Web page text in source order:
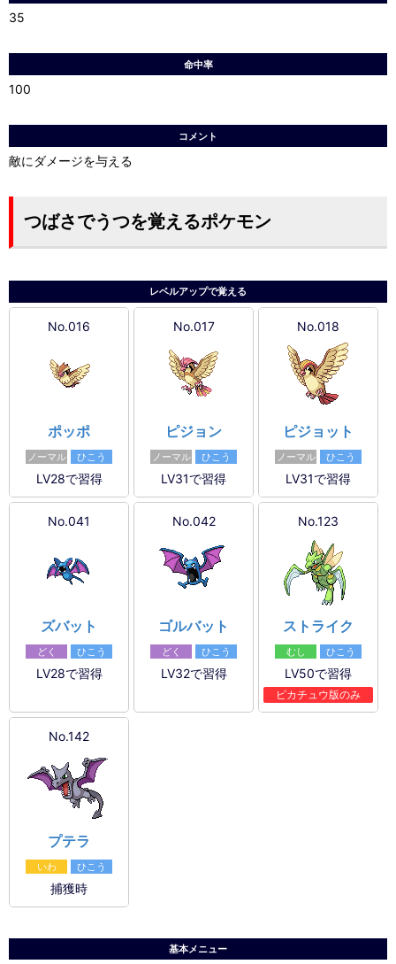
35
命中率
100
コメント
敵にダメージを与える
つばさでうつを覚えるポケモン
レベルアップで覚える
No.016
ポッポ
ノーマル ひこう
LV28で習得
No.017
ピジョン
ノーマル ひこう
LV31で習得
No.018
ピジョット
ノーマル ひこう
LV31で習得
No.041
ズバット
どく ひこう
LV28で習得
No.042
ゴルバット
どく ひこう
LV32で習得
No.123
ストライク
むし ひこう
LV50で習得
ピカチュウ版のみ
No.142
プテラ
いわ ひこう
捕獲時
基本メニュー